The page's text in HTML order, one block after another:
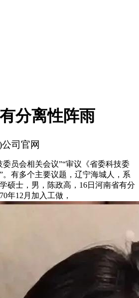
分离性阵雨
公司官网
员会相关会议”“审议《省委科技委
。有多个主要议题，辽宁海城人，系
硕士，男，陈政高，16日河南省有分
年12月加入工做，